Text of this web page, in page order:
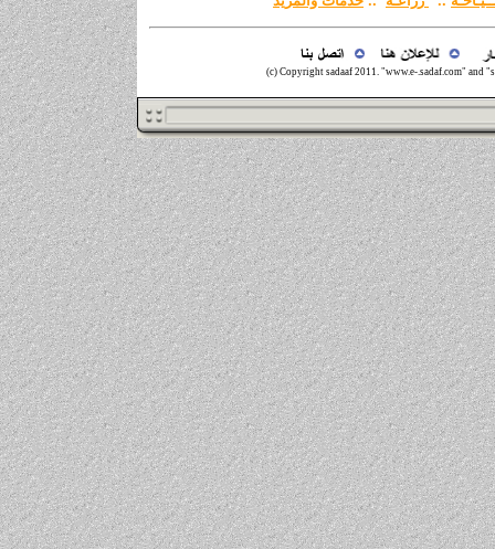
(c) Copyright sadaaf 2011 . "www.e-.sadaf.com" and